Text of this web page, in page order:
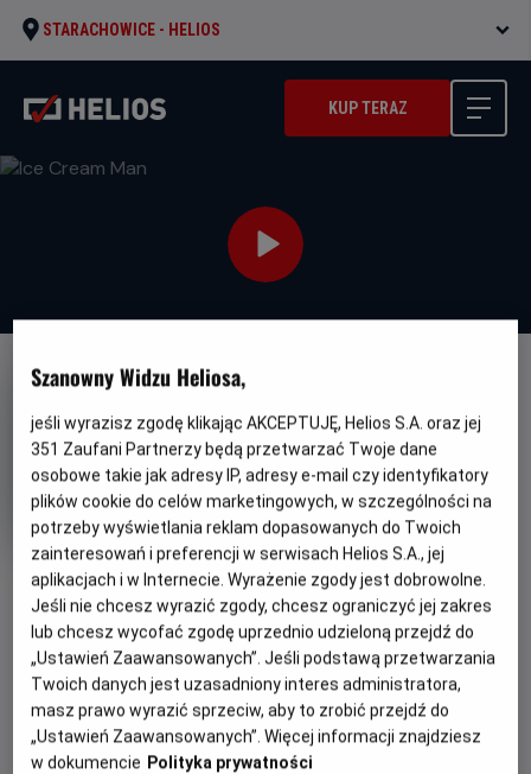
STARACHOWICE - HELIOS
KUP TERAZ
NAPISY PREMIERA
OBSERWUJ
Ice Cream Man
Oryginalny
tytuł
Ice Cream Man Gatunek
Horror
Minimalny
wiek
Od 15 lat
Czas
trwania
87 min
Kraj
i
rok
produkcji
USA (2026)
PREMIERA
7 sierpnia 2026
REŻYSERIA
Eli Roth
WIĘCEJ SZCZEGÓŁÓW
GODZINY SEANSÓW
Szanowny Widzu Heliosa,
jeśli wyrazisz zgodę klikając AKCEPTUJĘ, Helios S.A. oraz jej
351 Zaufani Partnerzy będą przetwarzać Twoje dane
osobowe takie jak adresy IP, adresy e-mail czy identyfikatory
plików cookie do celów marketingowych, w szczególności na
potrzeby wyświetlania reklam dopasowanych do Twoich
zainteresowań i preferencji w serwisach Helios S.A., jej
aplikacjach i w Internecie. Wyrażenie zgody jest dobrowolne.
Jeśli nie chcesz wyrazić zgody, chcesz ograniczyć jej zakres
lub chcesz wycofać zgodę uprzednio udzieloną przejdź do
„Ustawień Zaawansowanych”. Jeśli podstawą przetwarzania
Twoich danych jest uzasadniony interes administratora,
masz prawo wyrazić sprzeciw, aby to zrobić przejdź do
„Ustawień Zaawansowanych”. Więcej informacji znajdziesz
w dokumencie Polityka prywatności